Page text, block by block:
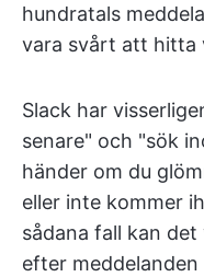
hundratals
vara svårt att hitta
Slack har
senare" och "sök
händer om du
eller inte kommer
sådana fall kan
efter meddelanden